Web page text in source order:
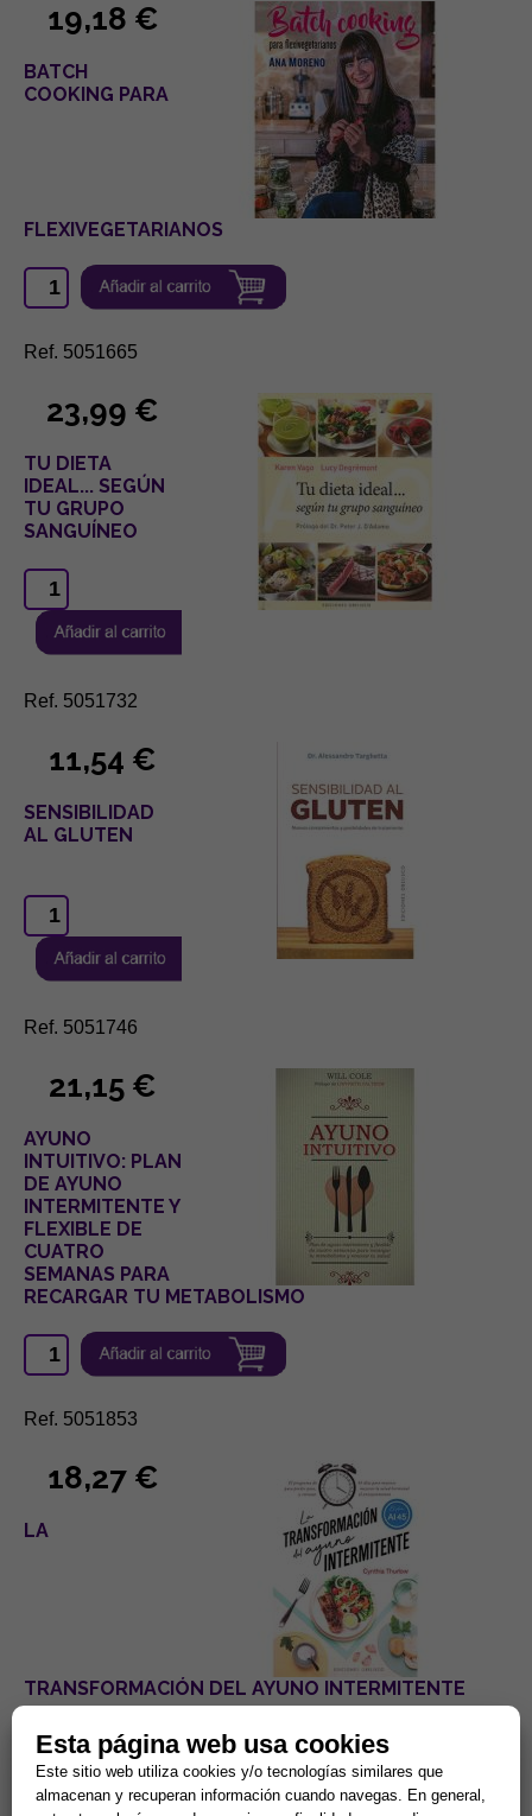
19,18 €
BATCH
COOKING PARA
FLEXIVEGETARIANOS
Ref. 5051665
23,99 €
TU DIETA
IDEAL... SEGÚN
TU GRUPO
SANGUÍNEO
Ref. 5051732
11,54 €
SENSIBILIDAD
AL GLUTEN
Ref. 5051746
21,15 €
AYUNO
INTUITIVO: PLAN
DE AYUNO
INTERMITENTE Y
FLEXIBLE DE
CUATRO
SEMANAS PARA
RECARGAR TU METABOLISMO
Ref. 5051853
18,27 €
LA
TRANSFORMACIÓN DEL AYUNO INTERMITENTE
Ref. 5051944
Esta página web usa cookies
Este sitio web utiliza cookies y/o tecnologías similares que
almacenan y recuperan información cuando navegas. En general,